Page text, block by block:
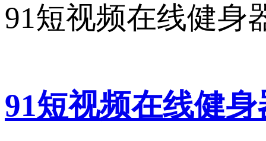
91短视频在线健身
91短视频在线健